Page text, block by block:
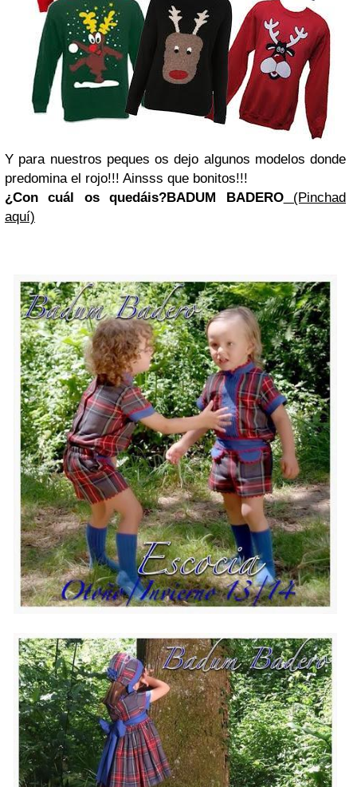
Y para nuestros peques os dejo algunos modelos donde
predomina el rojo!!! Ainsss que bonitos!!!
¿Con cuál os quedáis?BADUM BADERO(Pinchad
aquí)